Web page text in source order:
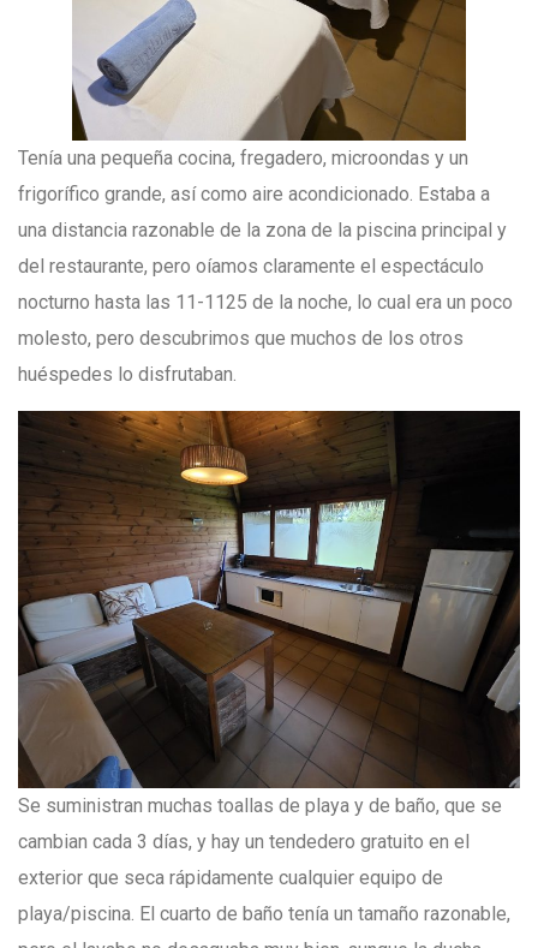
Tenía una pequeña cocina, fregadero, microondas y un
frigorífico grande, así como aire acondicionado. Estaba a
una distancia razonable de la zona de la piscina principal y
del restaurante, pero oíamos claramente el espectáculo
nocturno hasta las 11-1125 de la noche, lo cual era un poco
molesto, pero descubrimos que muchos de los otros
huéspedes lo disfrutaban.
Se suministran muchas toallas de playa y de baño, que se
cambian cada 3 días, y hay un tendedero gratuito en el
exterior que seca rápidamente cualquier equipo de
playa/piscina. El cuarto de baño tenía un tamaño razonable,